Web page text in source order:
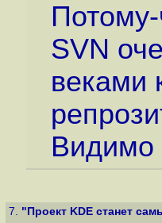
SVN
веками
Видимо
7. "Проект KDE станет